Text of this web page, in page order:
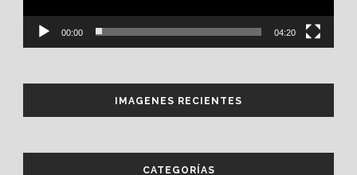
00:00 04:20
IMAGENES RECIENTES
CATEGORÍAS